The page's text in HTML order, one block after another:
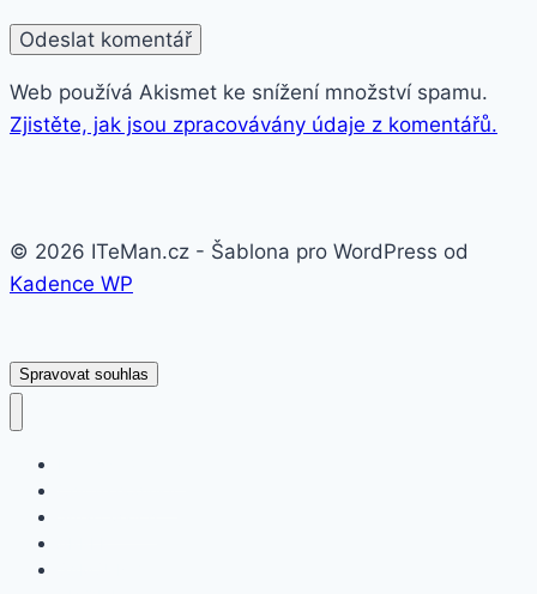
Web používá Akismet ke snížení množství spamu.
Zjistěte, jak jsou zpracovávány údaje z komentářů.
© 2026 ITeMan.cz - Šablona pro WordPress od
Kadence WP
Spravovat souhlas